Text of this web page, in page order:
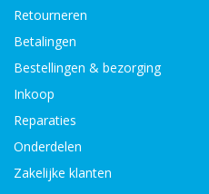
Retourneren
Betalingen
Bestellingen & bezorging
Inkoop
Reparaties
Onderdelen
Zakelijke klanten